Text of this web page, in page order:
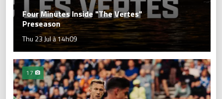
Four Minutes Inside "The Vertes"
Preseason
Thu 23 Jul à 14h09
17